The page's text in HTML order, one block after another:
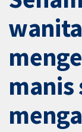
manis